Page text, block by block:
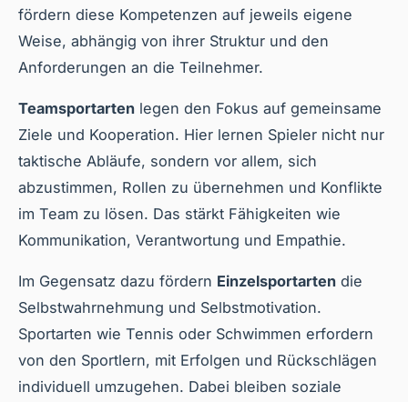
fördern diese Kompetenzen auf jeweils eigene
Weise, abhängig von ihrer Struktur und den
Anforderungen an die Teilnehmer.
Teamsportarten legen den Fokus auf gemeinsame
Ziele und Kooperation. Hier lernen Spieler nicht nur
taktische Abläufe, sondern vor allem, sich
abzustimmen, Rollen zu übernehmen und Konflikte
im Team zu lösen. Das stärkt Fähigkeiten wie
Kommunikation, Verantwortung und Empathie.
Im Gegensatz dazu fördern Einzelsportarten die
Selbstwahrnehmung und Selbstmotivation.
Sportarten wie Tennis oder Schwimmen erfordern
von den Sportlern, mit Erfolgen und Rückschlägen
individuell umzugehen. Dabei bleiben soziale